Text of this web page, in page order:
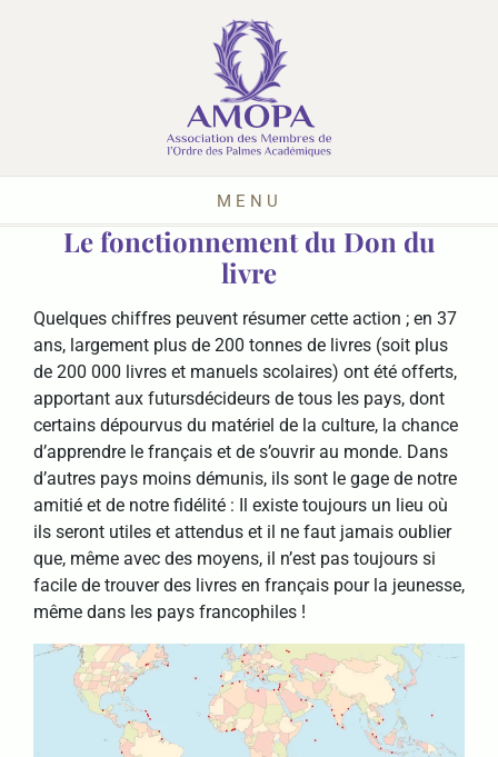
MENU
Le fonctionnement du Don du
livre
Quelques chiffres peuvent résumer cette action ; en 37
ans, largement plus de 200 tonnes de livres (soit plus
de 200 000 livres et manuels scolaires) ont été offerts,
apportant aux futursdécideurs de tous les pays, dont
certains dépourvus du matériel de la culture, la chance
d’apprendre le français et de s’ouvrir au monde. Dans
d’autres pays moins démunis, ils sont le gage de notre
amitié et de notre fidélité : Il existe toujours un lieu où
ils seront utiles et attendus et il ne faut jamais oublier
que, même avec des moyens, il n’est pas toujours si
facile de trouver des livres en français pour la jeunesse,
même dans les pays francophiles !